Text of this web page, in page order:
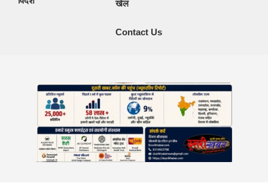
खेल
Contact Us